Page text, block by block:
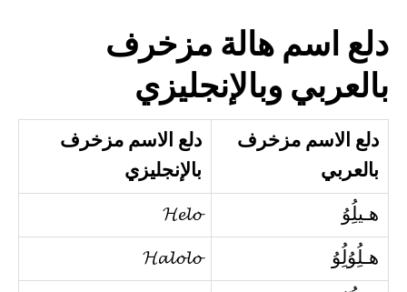
دلع اسم هالة مزخرف
بالعربي وبالإنجليزي
دلع الاسم مزخرف
بالعربي
دلع الاسم مزخرف
بالإنجليزي
هـيلُِوُ 𝓗𝓮𝓵𝓸
هـلُِوُلُِوُ 𝓗𝓪𝓵𝓸𝓵𝓸